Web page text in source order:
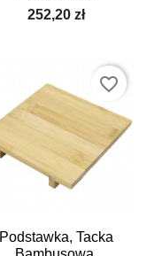
252,20 zł
Podstawka, Tacka
favorite_border